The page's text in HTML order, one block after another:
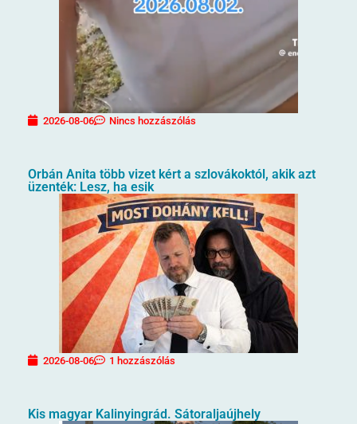
2026-08-06 Nincs hozzászólás
Orbán Anita több vizet kért a szlovákoktól, akik azt
üzenték: Lesz, ha esik
2026-08-06 1 hozzászólás
Kis magyar Kalinyingrád. Sátoraljaújhely